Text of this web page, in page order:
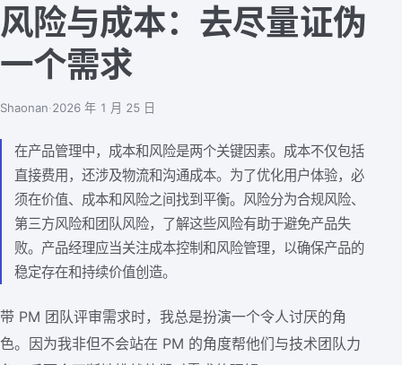
风险与成本：去尽量证伪
一个需求
Shaonan·2026 年 1 月 25 日
在产品管理中，成本和风险是两个关键因素。成本不仅包括
直接费用，还涉及物流和沟通成本。为了优化用户体验，必
须在价值、成本和风险之间找到平衡。风险分为合规风险、
第三方风险和团队风险，了解这些风险有助于避免产品失
败。产品经理应当关注成本控制和风险管理，以确保产品的
稳定存在和持续价值创造。
带 PM 团队评审需求时，我总是扮演一个令人讨厌的角
色。因为我非但不会站在 PM 的角度帮他们与技术团队力